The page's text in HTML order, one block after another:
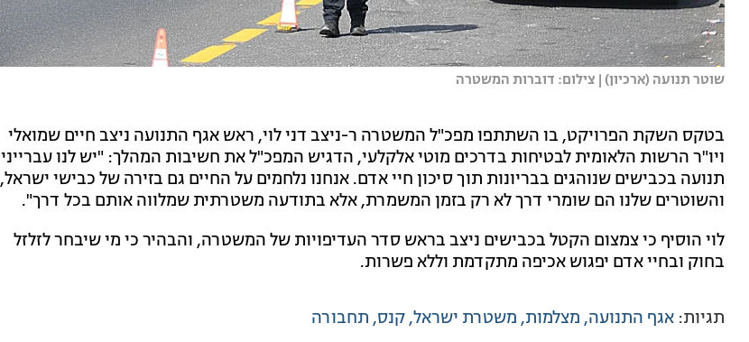
שוטר תנועה (ארכיון) | צילום: דוברות המשטרה
בטקס השקת הפרויקט, בו השתתפו מפכ"ל המשטרה ר-ניצב דני לוי, ראש אגף התנועה ניצב חיים שמואלי
ויו"ר הרשות הלאומית לבטיחות בדרכים מוטי אלקלעי, הדגיש המפכ"ל את חשיבות המהלך: "יש לנו עברייני
תנועה בכבישים שנוהגים בבריונות תוך סיכון חיי אדם. אנחנו נלחמים על החיים גם בזירה של כבישי ישראל,
והשוטרים שלנו הם שומרי דרך לא רק בזמן המשמרת, אלא בתודעה משטרתית שמלווה אותם בכל דרך".
לוי הוסיף כי צמצום הקטל בכבישים ניצב בראש סדר העדיפויות של המשטרה, והבהיר כי מי שיבחר לזלזל
בחוק ובחיי אדם יפגוש אכיפה מתקדמת וללא פשרות.
תגיות: אגף התנועה מצלמות משטרת ישראל קנס תחבורה